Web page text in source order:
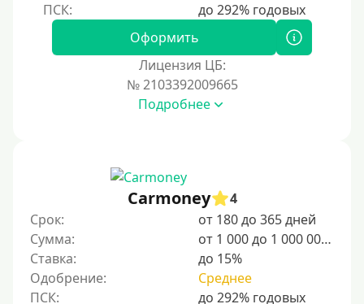
Оформить
Лицензия ЦБ:
№ 2103392009665
Подробнее
Carmoney
4
Срок:
от 180 до 365 дней
Сумма:
от 1 000 до 1 000 000 ₽
Ставка:
до 15%
Одобрение:
Среднее